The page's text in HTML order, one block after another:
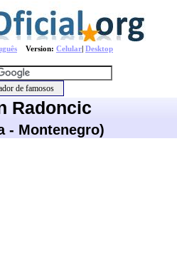
Version: Celular| Desktop
Radoncic
- Montenegro)